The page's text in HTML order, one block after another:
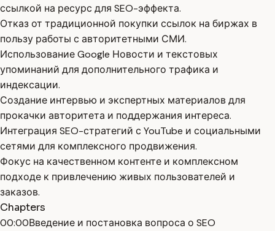
ссылкой на ресурс для SEO-эффекта.
Отказ от традиционной покупки ссылок на биржах в
пользу работы с авторитетными СМИ.
Использование Google Новости и текстовых
упоминаний для дополнительного трафика и
индексации.
Создание интервью и экспертных материалов для
прокачки авторитета и поддержания интереса.
Интеграция SEO-стратегий с YouTube и социальными
сетями для комплексного продвижения.
Фокус на качественном контенте и комплексном
подходе к привлечению живых пользователей и
заказов.
Chapters
00:00Введение и постановка вопроса о SEO